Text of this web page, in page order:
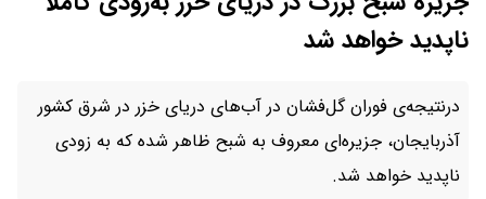
ناپدید خواهد شد
درنتیجه‌ی فوران گل‌فشان در آب‌های دریای خزر در شرق کشور
آذربایجان، جزیره‌ای معروف به شبح ظاهر شده که به زودی
ناپدید خواهد شد.